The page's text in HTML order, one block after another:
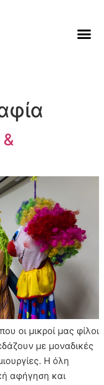
οι μικροί μας φίλοι
με μοναδικές
Η όλη
αφήγηση και